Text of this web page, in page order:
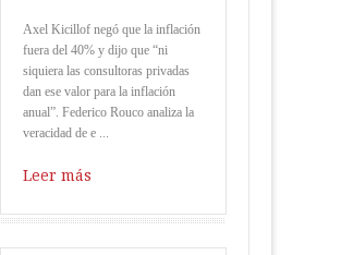
Axel Kicillof negó que la inflación
fuera del 40% y dijo que “ni
siquiera las consultoras privadas
dan ese valor para la inflación
anual”. Federico Rouco analiza la
veracidad de e ...
Leer más